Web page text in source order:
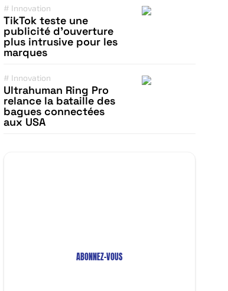
# Innovation
TikTok teste une
publicité d’ouverture
plus intrusive pour les
marques
# Innovation
Ultrahuman Ring Pro
relance la bataille des
bagues connectées
aux USA
ABONNEZ-VOUS